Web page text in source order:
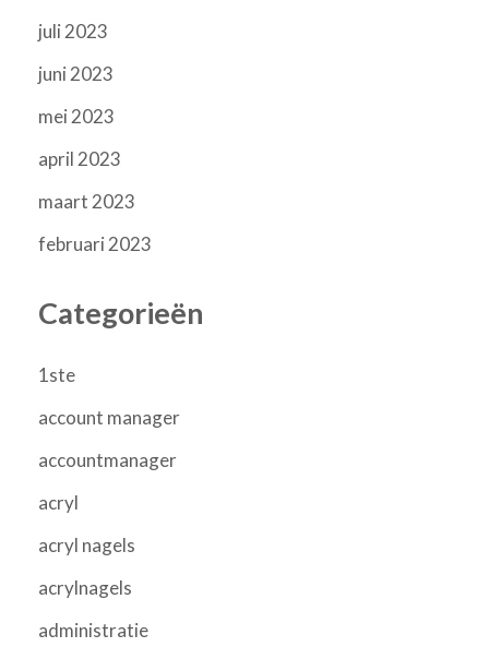
juli 2023
juni 2023
mei 2023
april 2023
maart 2023
februari 2023
Categorieën
1ste
account manager
accountmanager
acryl
acryl nagels
acrylnagels
administratie